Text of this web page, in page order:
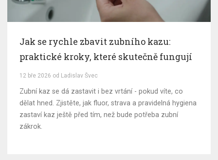
Jak se rychle zbavit zubního kazu:
praktické kroky, které skutečně fungují
12 bře 2026 od Ladislav Švec
Zubní kaz se dá zastavit i bez vrtání - pokud víte, co
dělat hned. Zjistěte, jak fluor, strava a pravidelná hygiena
zastaví kaz ještě před tím, než bude potřeba zubní
zákrok.